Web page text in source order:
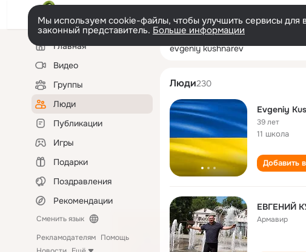
Мы используем cookie-файлы, чтобы улучшить сервисы для
законный представитель. Больше информации
Левая
колонкаГлавная
Видео
Группы
Люди
Публикации
Игры
Подарки
Поздравления
Рекомендации
Сменить язык
Рекламодателям Помощь
evgeniy kushnarev
Люди230
Evgeniy
39 лет
11 школа
Добавить
ЕВГЕНИЙ
Армавир